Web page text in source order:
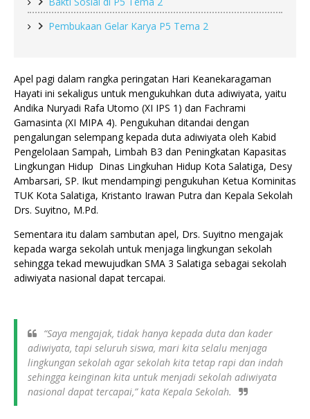
Pembukaan Gelar Karya P5 Tema 2
Apel pagi dalam rangka peringatan Hari Keanekaragaman
Hayati ini sekaligus untuk mengukuhkan duta adiwiyata, yaitu
Andika Nuryadi Rafa Utomo (XI IPS 1) dan Fachrami
Gamasinta (XI MIPA 4). Pengukuhan ditandai dengan
pengalungan selempang kepada duta adiwiyata oleh Kabid
Pengelolaan Sampah, Limbah B3 dan Peningkatan Kapasitas
Lingkungan Hidup  Dinas Lingkuhan Hidup Kota Salatiga, Desy
Ambarsari, SP. Ikut mendampingi pengukuhan Ketua Kominitas
TUK Kota Salatiga, Kristanto Irawan Putra dan Kepala Sekolah
Drs. Suyitno, M.Pd.
Sementara itu dalam sambutan apel, Drs. Suyitno mengajak
kepada warga sekolah untuk menjaga lingkungan sekolah
sehingga tekad mewujudkan SMA 3 Salatiga sebagai sekolah
adiwiyata nasional dapat tercapai.
“Saya mengajak, tidak hanya kepada duta dan kader
adiwiyata, tapi seluruh siswa, mari kita selalu menjaga
lingkungan sekolah agar sekolah kita tetap rapi dan indah
sehingga keinginan kita untuk menjadi sekolah adiwiyata
nasional dapat tercapai,” kata Kepala Sekolah.